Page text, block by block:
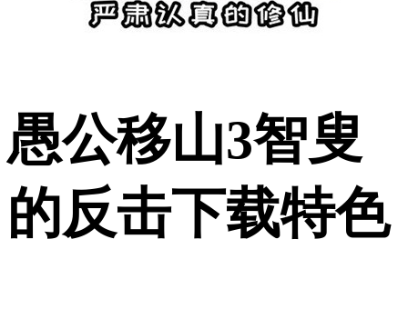
愚公移山3智叟
的反击下载特色